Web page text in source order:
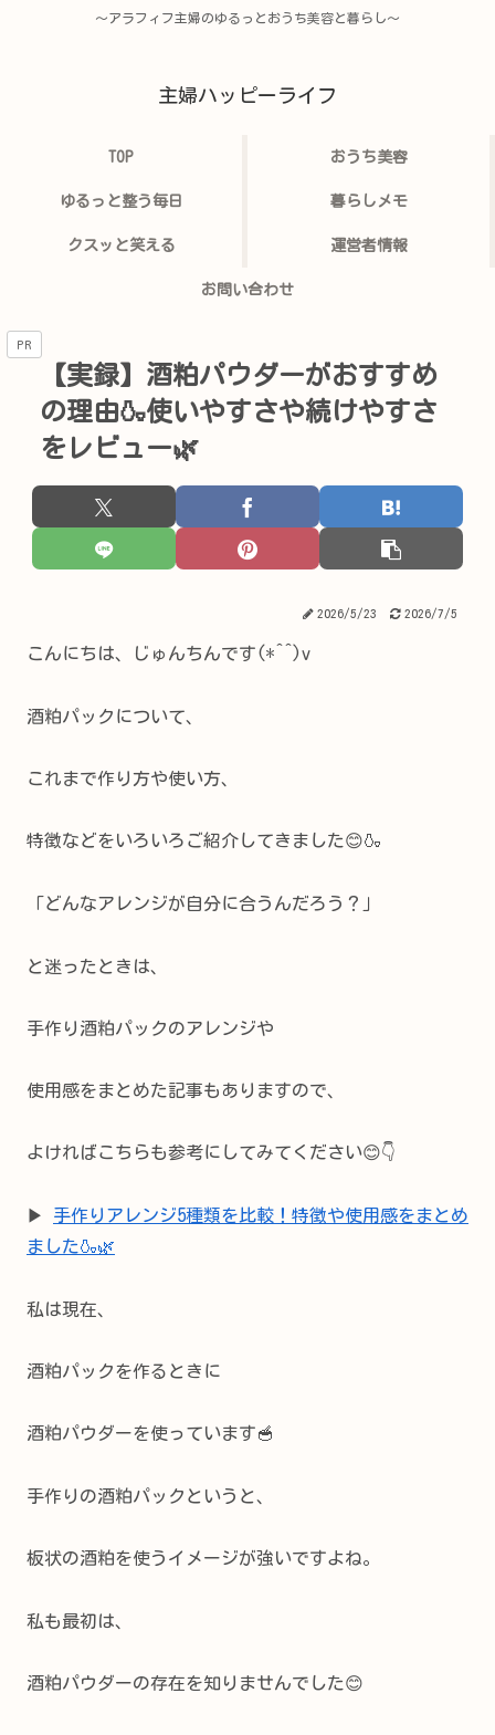
〜アラフィフ主婦のゆるっとおうち美容と暮らし〜
主婦ハッピーライフ
TOP おうち美容
ゆるっと整う毎日 暮らしメモ
クスッと笑える 運営者情報
お問い合わせ
PR
【実録】酒粕パウダーがおすすめ
の理由🍶使いやすさや続けやすさ
をレビュー🌿
2026/5/23 2026/7/5
こんにちは、じゅんちんです(*^^)v
酒粕パックについて、
これまで作り方や使い方、
特徴などをいろいろご紹介してきました😊🍶
「どんなアレンジが自分に合うんだろう？」
と迷ったときは、
手作り酒粕パックのアレンジや
使用感をまとめた記事もありますので、
よければこちらも参考にしてみてください😊👇
▶ 手作りアレンジ5種類を比較！特徴や使用感をまとめ
ました🍶🌿
私は現在、
酒粕パックを作るときに
酒粕パウダーを使っています🥣
手作りの酒粕パックというと、
板状の酒粕を使うイメージが強いですよね。
私も最初は、
酒粕パウダーの存在を知りませんでした😊